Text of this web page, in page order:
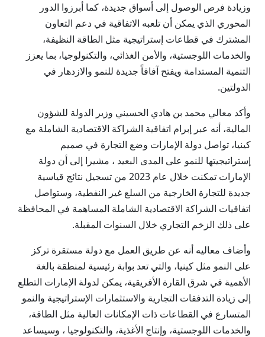
وزيادة فرص الوصول إلى أسواق جديدة، كما أبرزوا الدور
المحوري الذي يمكن أن تلعبه الاتفاقية في دعم التعاون
المشترك في قطاعات إستراتيجية مثل الطاقة النظيفة،
والخدمات اللوجستية، والأمن الغذائي، والتكنولوجيا، بما يعزز
التنمية المستدامة ويفتح آفاقاً جديدة للنمو والازدهار في
الدولتين.
وأكد معالي محمد بن هادي الحسيني وزير الدولة للشؤون
المالية، أنه عبر إبرام اتفاقية الشراكة الاقتصادية الشاملة مع
كينيا، تواصل دولة الإمارات وضع التجارة في صميم
إستراتيجيتها للنمو على المدى البعيد ، مشيرا إلى أن دولة
الإمارات تمكنت خلال عام 2023 من تسجيل نتائج قياسية
جديدة للتجارة الخارجية من السلع غير النفطية، وستواصل
اتفاقيات الشراكة الاقتصادية الشاملة المساهمة في المحافظة
على ذلك الزخم التجاري خلال السنوات المقبلة.
وأضاف معاليه أنه عن طريق العمل مع دولة مستقرة تركز
على النمو مثل كينيا، والتي تعد بوابة رئيسية لمنطقة بالغة
الأهمية في شرق القارة الأفريقية، يمكن لدولة الإمارات التطلع
إلى زيادة التدفقات التجارية والاستثمارات الإستراتيجية والنمو
المتسارع في القطاعات ذات الإمكانات العالية مثل الطاقة،
والخدمات اللوجستية، وإنتاج الأغذية، والتكنولوجيا ، وسيساعد